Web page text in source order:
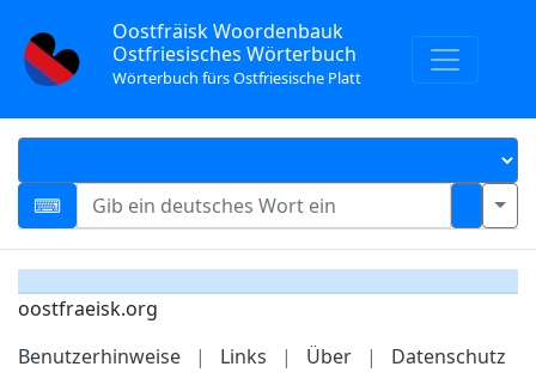
Oostfräisk Woordenbauk
Ostfriesisches Wörterbuch
Wörterbuch fürs Ostfriesische Platt
oostfraeisk.org
Benutzerhinweise
| Links | Über | Datenschutz